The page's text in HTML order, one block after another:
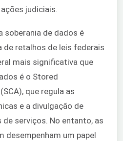
judiciais.
soberania de dados é
de retalhos de leis federais
mais significativa que
é o Stored
que regula as
e a divulgação de
serviços. No entanto, as
desempenham um papel